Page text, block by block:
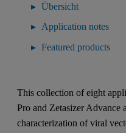
Übersicht
Application notes
Featured products
This collection of eight
Pro and Zetasizer Advance
characterization of viral